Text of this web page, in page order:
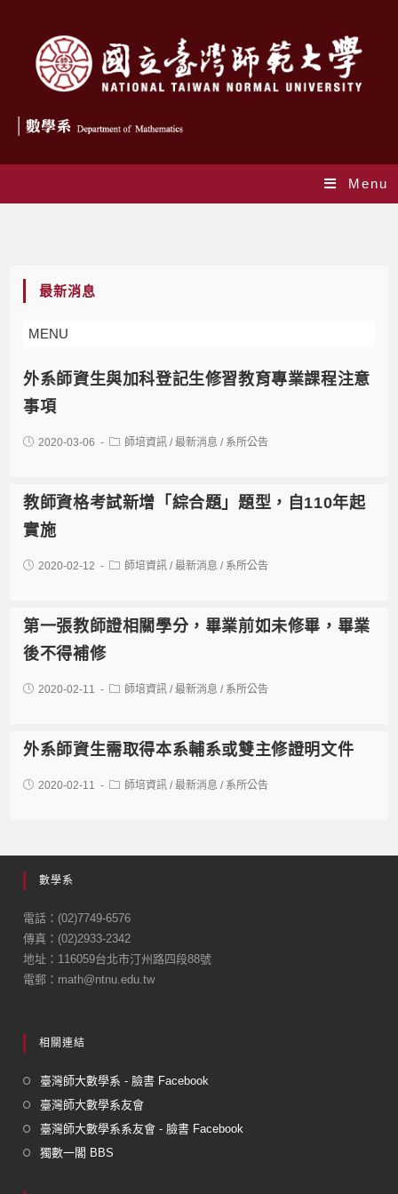
Menu
最新消息
MENU
外系師資生與加科登記生修習教育專業課程注意
事項
2020-03-06 師培資訊 / 最新消息 / 系所公告
教師資格考試新增「綜合題」題型，自110年起
實施
2020-02-12 師培資訊 / 最新消息 / 系所公告
第一張教師證相關學分，畢業前如未修畢，畢業
後不得補修
2020-02-11 師培資訊 / 最新消息 / 系所公告
外系師資生需取得本系輔系或雙主修證明文件
2020-02-11 師培資訊 / 最新消息 / 系所公告
數學系
電話：(02)7749-6576
傳真：(02)2933-2342
地址：116059台北市汀州路四段88號
電郵：math@ntnu.edu.tw
相關連結
臺灣師大數學系 - 臉書 Facebook
臺灣師大數學系友會
臺灣師大數學系系友會 - 臉書 Facebook
獨數一閣 BBS